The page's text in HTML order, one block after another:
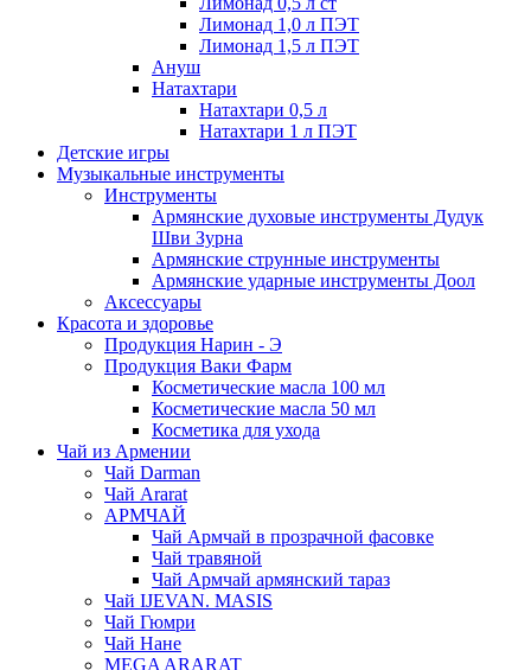
Лимонад 1,0 л ПЭТ
Лимонад 1,5 л ПЭТ
Ануш
Натахтари
Натахтари 0,5 л
Натахтари 1 л ПЭТ
Детские игры
Музыкальные инструменты
Инструменты
Армянские духовые инструменты Дудук
Шви Зурна
Армянские струнные инструменты
Армянские ударные инструменты Доол
Аксессуары
Красота и здоровье
Продукция Нарин - Э
Продукция Ваки Фарм
Косметические масла 100 мл
Косметические масла 50 мл
Косметика для ухода
Чай из Армении
Чай Darman
Чай Ararat
АРМЧАЙ
Чай Армчай в прозрачной фасовке
Чай травяной
Чай Армчай армянский тараз
Чай IJEVAN. MASIS
Чай Гюмри
Чай Нане
MEGA ARARAT